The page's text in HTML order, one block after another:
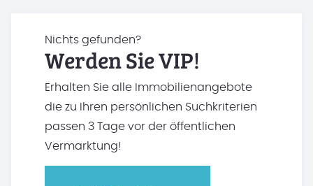
Nichts gefunden?
Werden Sie VIP!
Erhalten Sie alle Immobilienangebote
die zu Ihren persönlichen Suchkriterien
passen 3 Tage vor der öffentlichen
Vermarktung!